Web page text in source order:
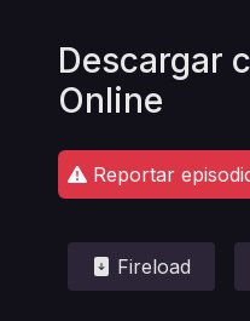
Descargar
Online
Reportar
Fireload